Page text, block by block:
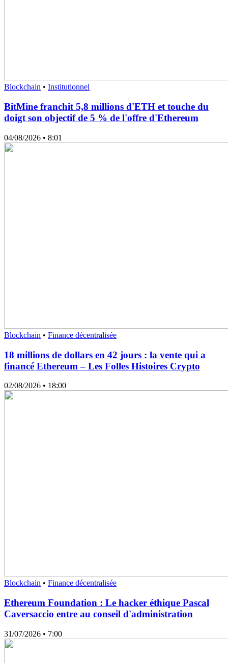
Blockchain • Institutionnel
BitMine franchit 5,8 millions d'ETH et touche du
doigt son objectif de 5 % de l'offre d'Ethereum
04/08/2026 • 8:01
Blockchain • Finance décentralisée
18 millions de dollars en 42 jours : la vente qui a
financé Ethereum – Les Folles Histoires Crypto
02/08/2026 • 18:00
Blockchain • Finance décentralisée
Ethereum Foundation : Le hacker éthique Pascal
Caversaccio entre au conseil d'administration
31/07/2026 • 7:00